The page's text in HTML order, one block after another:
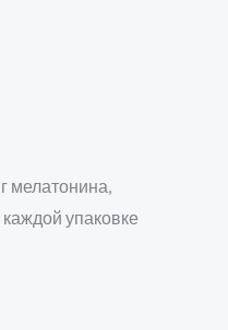
мелатонина,
упаковке